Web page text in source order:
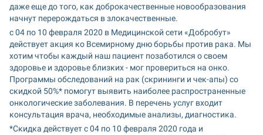
даже еще до того, как доброкачественные новообразования
начнут перерождаться в злокачественные.
с 04 по 10 февраля 2020 в Медицинской сети «Добробут»
действует акция ко Всемирному дню борьбы против рака. Мы
хотим чтобы каждый наш пациент позаботился о своем
здоровье и здоровье близких - мог провериться на онко.
Программы обследований на рак (скрининги и чек-апы) со
скидкой 50%* помогут выявить наиболее распространенные
онкологические заболевания. В перечень услуг входит
консультация врача, необходимые анализы, диагностика.
*Скидка действует с 04 по 10 февраля 2020 года и